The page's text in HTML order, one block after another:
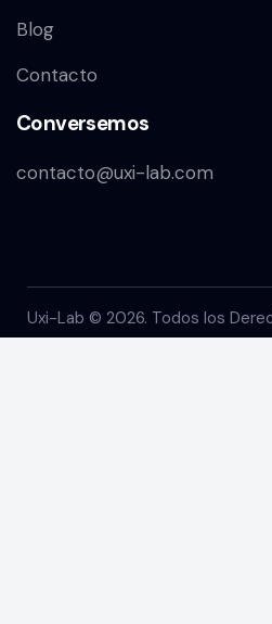
Blog
Contacto
Conversemos
contacto@uxi-lab.com
Uxi-Lab © 2026. Todos los